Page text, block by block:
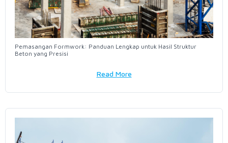
Pemasangan Formwork: Panduan Lengkap untuk Hasil Struktur
Beton yang Presisi
Read More